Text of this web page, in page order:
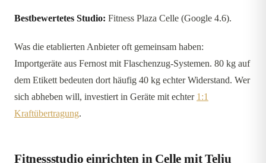
Bestbewertetes Studio: Fitness Plaza Celle (Google 4.6).
Was die etablierten Anbieter oft gemeinsam haben:
Importgeräte aus Fernost mit Flaschenzug-Systemen. 80 kg auf
dem Etikett bedeuten dort häufig 40 kg echter Widerstand. Wer
sich abheben will, investiert in Geräte mit echter 1:1
Kraftübertragung.
Fitnessstudio einrichten in Celle mit Telju